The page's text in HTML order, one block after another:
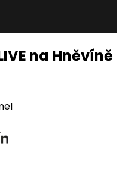
na Hněvíně